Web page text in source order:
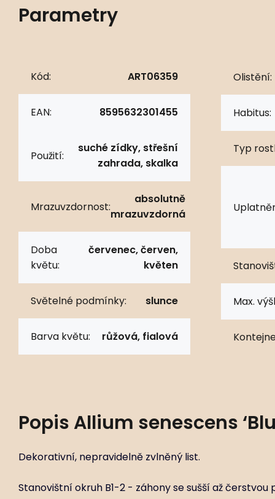
Parametry
Kód: ART06359
EAN: 8595632301455
Použití:
suché zídky, střešní
zahrada, skalka
Mrazuvzdornost:
absolutně
mrazuvzdorná
Doba
květu:
červenec, červen,
květen
Světelné podmínky: slunce
Barva květu: růžová, fialová
Olistění:
Habitus:
Typ
Max.
Popis Allium senescens
Dekorativní, nepravidelně zvlněný list.
Stanovištní okruh B1-2 - záhony se sušší až čerstvou